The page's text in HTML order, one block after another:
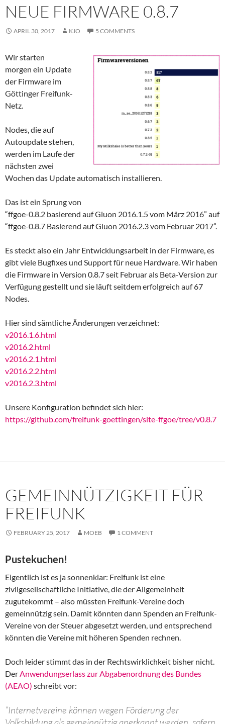
NEUE FIRMWARE 0.8.7
APRIL 30, 2017 KJO 5 COMMENTS
Wir starten
morgen ein Update
der Firmware im
Göttinger Freifunk-
Netz.
Nodes, die auf
Autoupdate stehen,
werden im Laufe der
nächsten zwei
Wochen das Update automatisch installieren.
Das ist ein Sprung von
“ffgoe-0.8.2 basierend auf Gluon 2016.1.5 vom März 2016” auf
“ffgoe-0.8.7 Basierend auf Gluon 2016.2.3 vom Februar 2017”.
Es steckt also ein Jahr Entwicklungsarbeit in der Firmware, es
gibt viele Bugfixes und Support für neue Hardware. Wir haben
die Firmware in Version 0.8.7 seit Februar als Beta-Version zur
Verfügung gestellt und sie läuft seitdem erfolgreich auf 67
Nodes.
Hier sind sämtliche Änderungen verzeichnet:
v2016.1.6.html
v2016.2.html
v2016.2.1.html
v2016.2.2.html
v2016.2.3.html
Unsere Konfiguration befindet sich hier:
https://github.com/freifunk-goettingen/site-ffgoe/tree/v0.8.7
GEMEINNÜTZIGKEIT FÜR
FREIFUNK
FEBRUARY 25, 2017 MOEB 1 COMMENT
Pustekuchen!
Eigentlich ist es ja sonnenklar: Freifunk ist eine
zivilgesellschaftliche Initiative, die der Allgemeinheit
zugutekommt – also müssten Freifunk-Vereine doch
gemeinnützig sein. Damit könnten dann Spenden an Freifunk-
Vereine von der Steuer abgesetzt werden, und entsprechend
könnten die Vereine mit höheren Spenden rechnen.
Doch leider stimmt das in der Rechtswirklichkeit bisher nicht.
DerAnwendungserlass zur Abgabenordnung des Bundes
(AEAO) schreibt vor:
“Internetvereine können wegen Förderung der